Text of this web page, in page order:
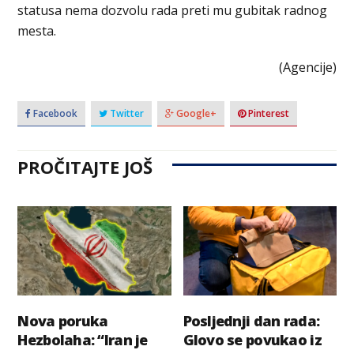
statusa nema dozvolu rada preti mu gubitak radnog
mesta.
(Agencije)
Facebook Twitter Google+ Pinterest
PROČITAJTE JOŠ
Nova poruka
Hezbolaha: “Iran je
Posljednji dan rada:
Glovo se povukao iz